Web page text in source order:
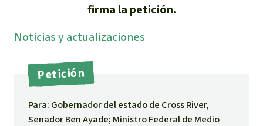
Agua
Metales
Agrotoxicos
Português
Indonesia
firma la petición.
Noti­cias y actuali­zaciones
Petición
Para: Gobernador del estado de Cross River,
Senador Ben Ayade; Ministro Federal de Medio